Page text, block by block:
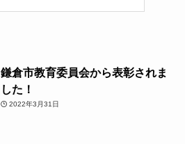
鎌倉市教育委員会から表彰されま
した！
2022年3月31日